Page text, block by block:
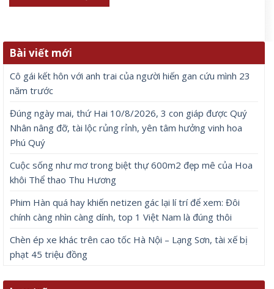
Bài viết mới
Cô gái kết hôn với anh trai của người hiến gan cứu mình 23
năm trước
Đúng ngày mai, thứ Hai 10/8/2026, 3 con giáp được Quý
Nhân nâng đỡ, tài lộc rủng rỉnh, yên tâm hưởng vinh hoa
Phú Quý
Cuộc sống như mơ trong biệt thự 600m2 đẹp mê của Hoa
khôi Thể thao Thu Hương
Phim Hàn quá hay khiến netizen gác lại lí trí để xem: Đôi
chính càng nhìn càng dính, top 1 Việt Nam là đúng thôi
Chèn ép xe khác trên cao tốc Hà Nội – Lạng Sơn, tài xế bị
phạt 45 triệu đồng